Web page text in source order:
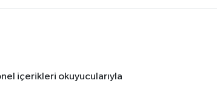
içerikleri okuyucularıyla